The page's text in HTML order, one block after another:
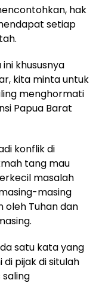
hak
setiap
khususnya
kita minta untuk
menghormati
Papua Barat
konflik di
tang mau
masalah
masing
oleh Tuhan dan
satu kata yang
pijak di situlah
saling